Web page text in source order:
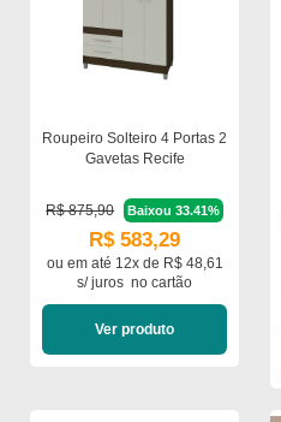
Roupeiro Solteiro 4 Portas 2
Gavetas Recife
R$ 875,90 Baixou 33.41%
R$ 583,29
ou ematé 12x de R$ 48,61
s/ juros no cartão
Ver produto